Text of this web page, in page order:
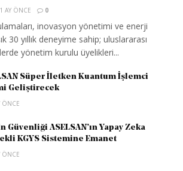
1 AY ÖNCE 0
inovasyon yönetimi ve enerji
30 yıllık deneyime sahip; uluslararası
yönetim kurulu üyelikleri...
Süper İletken Kuantum İşlemci
Geliştirecek
ÖNCE
Güvenliği ASELSAN’ın Yapay Zeka
KGYS Sistemine Emanet
ÖNCE